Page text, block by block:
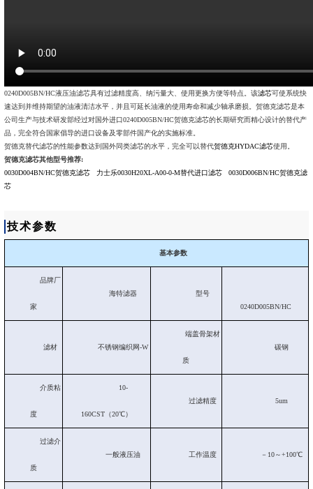
0240D005BN/HC液压油滤芯具有过滤精度高、纳污量大、使用更换方便等特点。该滤芯可使系统快
速达到并维持期望的油液清洁水平，并且可延长油液的使用寿命和减少轴承磨损。贺德克滤芯是本
公司生产与技术研发部经过对国外进口0240D005BN/HC贺德克滤芯的长期研究而精心设计的替代产
品，完全符合国家倡导的进口设备及零部件国产化的实施标准。
贺德克替代滤芯的性能参数达到国外同类滤芯的水平，完全可以替代贺德克HYDAC滤芯使用。
贺德克滤芯其他型号推荐:
0030D004BN/HC贺德克滤芯
力士乐0030H20XL-A00-0-M替代进口滤芯
0030D006BN/HC贺德克滤
芯
技术参数
基本参数
品牌厂
家
海特滤器
型号
0240D005BN/HC
滤材 不锈钢编织网-W
端盖骨架材
质
碳钢
介质粘
度
10-
160CST（20℃）
过滤精度 5um
过滤介
质
一般液压油 工作温度 －10～+100℃